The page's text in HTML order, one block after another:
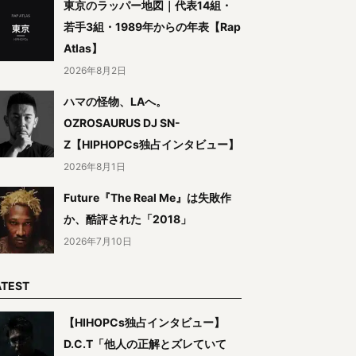
東京のラッパー地図｜代表14組・
若手3組・1989年からの年表【Rap
Atlas】
2026年8月2日
ハマの怪物、LAへ。
OZROSAURUS DJ SN-
Z【HIPHOPCs独占インタビュー】
2026年8月1日
Future『The Real Me』は失敗作
か、酷評された「2018」
2026年7月10日
【HIHOPCs独占インタビュー】
D.C.T「他人の正解とズレていて